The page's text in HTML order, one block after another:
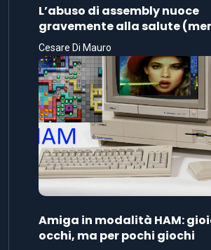
L’abuso di assembly nuoce
gravemente alla salute
Cesare Di Mauro
Amiga in modalità HAM:
occhi, ma per pochi giochi